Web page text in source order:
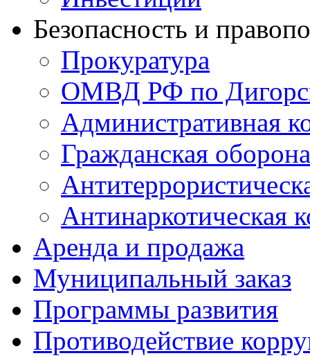
Безопасность и
Прокуратура
ОМВД РФ по
Административная
Гражданская оборона
Антинаркотическая
Аренда и продажа
Муниципальный заказ
Программы развития
Противодействие